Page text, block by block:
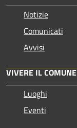
Notizie
Comunicati
Avvisi
VIVERE IL COMUNE
Luoghi
Eventi